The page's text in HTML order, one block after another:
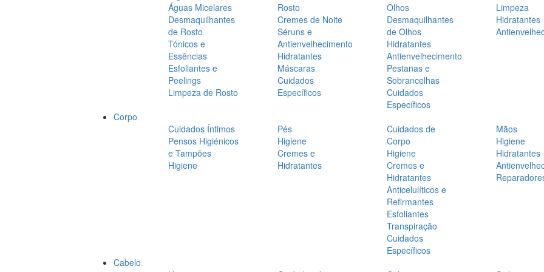
Águas Micelares
Desmaquilhantes
de Rosto
Tónicos e
Essências
Esfoliantes e
Peelings
Limpeza de Rosto
Rosto
Cremes de Noite
Séruns e
Antienvelhecimento
Hidratantes
Máscaras
Cuidados
Específicos
Olhos
Desmaquilhantes
de Olhos
Hidratantes
Antienvelhecimento
Pestanas e
Sobrancelhas
Cuidados
Específicos
Limpeza
Hidratantes
Corpo
Cuidados Íntimos
Pensos Higiénicos
e Tampões
Higiene
Pés
Higiene
Cremes e
Hidratantes
Cuidados de
Corpo
Higiene
Cremes e
Hidratantes
Anticelulíticos e
Refirmantes
Esfoliantes
Transpiração
Cuidados
Específicos
Mãos
Higiene
Hidratantes
Cabelo